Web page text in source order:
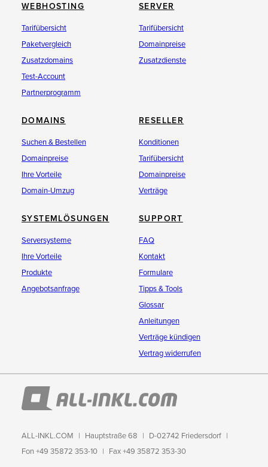
WEBHOSTING
Tarifübersicht
Paketvergleich
Zusatzdomains
Test-Account
Partnerprogramm
SERVER
Tarifübersicht
Domainpreise
Zusatzdienste
DOMAINS
Suchen & Bestellen
Domainpreise
Ihre Vorteile
Domain-Umzug
RESELLER
Konditionen
Tarifübersicht
Domainpreise
Verträge
SYSTEMLÖSUNGEN
Serversysteme
Ihre Vorteile
Produkte
Angebotsanfrage
SUPPORT
FAQ
Kontakt
Formulare
Tipps & Tools
Glossar
Anleitungen
Verträge kündigen
Vertrag widerrufen
ALL-INKL.COM Hauptstraße 68
D-02742 Friedersdorf
Fon +49 35872 353-10
Fax +49 35872 353-30